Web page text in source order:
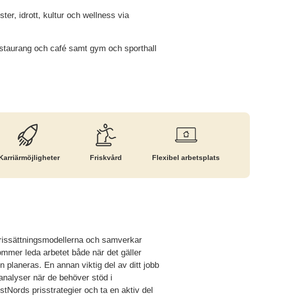
idrott, kultur och wellness via
och café samt gym och sporthall
Friskvård Flexibel arbetsplats
och samverkar
leda arbetet både när det gäller
planeras. En annan viktig del av ditt jobb
när de behöver stöd i
prisstrategier och ta en aktiv del